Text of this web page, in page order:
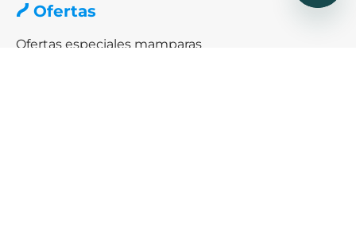
Ofertas
Ofertas especiales mamparas